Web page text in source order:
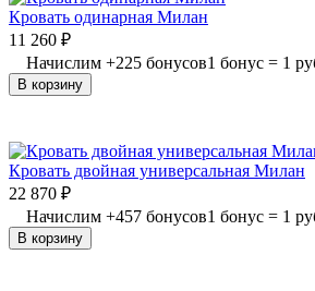
Кровать одинарная Милан
11 260 ₽
Начислим +225 бонусов1 бонус = 1
В корзину
Кровать двойная универсальная Милан
22 870 ₽
Начислим +457 бонусов1 бонус = 1
В корзину